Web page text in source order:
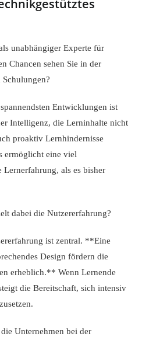
unabhängiger Experte für
Chancen sehen Sie in der
Entwicklungen ist
Intelligenz, die Lerninhalte nicht
proaktiv Lernhindernisse
ermöglicht eine viel
als es bisher
dabei die Nutzererfahrung?
ist zentral. **Eine
Design fördern die
erheblich.** Wenn Lernende
die Bereitschaft, sich intensiv
Unternehmen bei der